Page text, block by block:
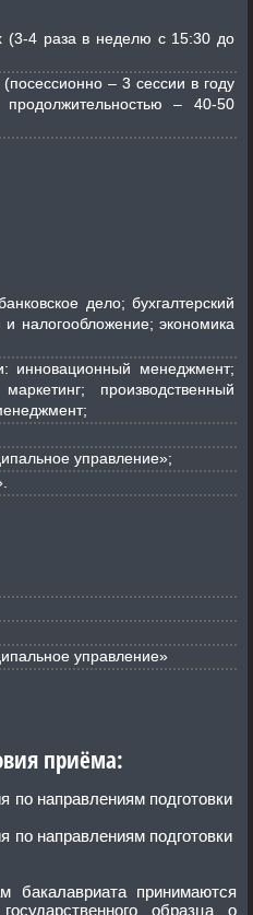
(3-4 раза в неделю с 15:30 до
– 3 сессии в году
– 40-50
дело; бухгалтерский
налогообложение; экономика
инновационный менеджмент;
управление»;
управление»
приёма:
по направлениям подготовки
по направлениям подготовки